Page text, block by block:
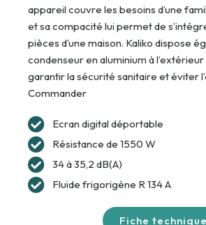
appareil couvre les besoins d’une
et sa compacité lui permet de
pièces d’une maison. Kaliko dispose
condenseur en aluminium à
garantir la sécurité sanitaire et éviter
Commander
Ecran digital déportable
Résistance de 1550 W
34 à 35,2 dB(A)
Fluide frigorigène R 134 A
Fiche technique